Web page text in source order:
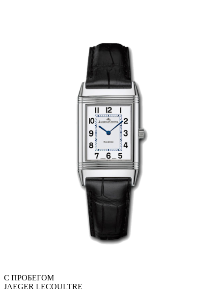
С ПРОБЕГОМ
JAEGER LECOULTRE